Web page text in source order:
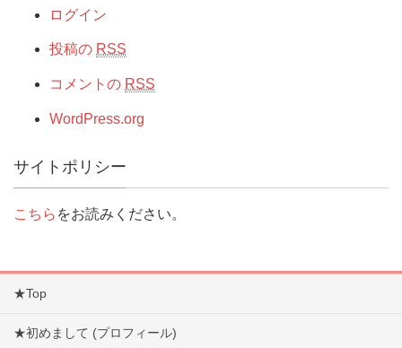
ログイン
投稿の RSS
コメントの RSS
WordPress.org
サイトポリシー
こちら をお読みください。
★Top
★初めまして (プロフィール)